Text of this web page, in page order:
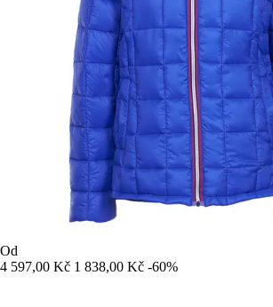
Od
4 597,00 Kč 1 838,00 Kč -60%